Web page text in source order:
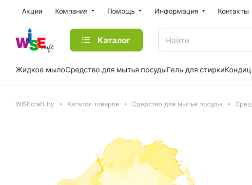
Акции Компания Помощь Информация Контакты
Каталог
Жидкое мылоСредство для мытья посудыГель для стирки
WISEcraft.by Каталог товаров Средство для мытья посуды